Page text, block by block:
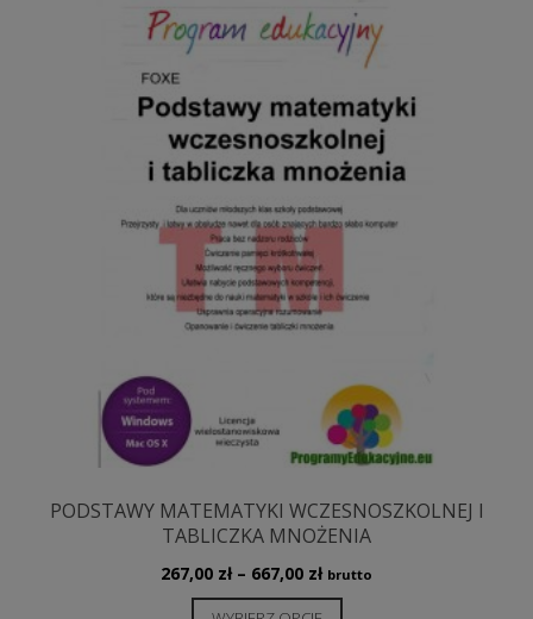
Opcje
można
wybrać
na
stronie
produktu
PODSTAWY MATEMATYKI WCZESNOSZKOLNEJ I
TABLICZKA MNOŻENIA
267,00 zł – 667,00 złZakres
cen:
brutto